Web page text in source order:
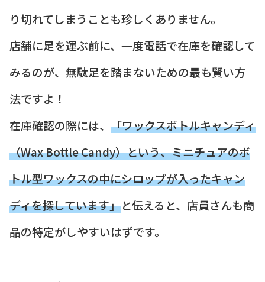
り切れてしまうことも珍しくありません。
店舗に足を運ぶ前に、一度電話で在庫を確認して
みるのが、無駄足を踏まないための最も賢い方
法ですよ！
在庫確認の際には、 「ワックスボトルキャンディ
（Wax Bottle Candy）という、ミニチュアのボ
トル型ワックスの中にシロップが入ったキャン
ディを探しています」と伝えると、店員さんも商
品の特定がしやすいはずです。